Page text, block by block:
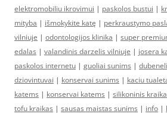
elektromobiliu ikrovimui | paskolos bustui |
mityba | išmokykite katę | perkraustymo
vilniuje | odontologijos klinika | super
edalas | valandinis darzelis vilniuje | josera
paskolos internetu | guoliai sunims |
dziovintuvai | konservai sunims | kaciu
katems | konservai katems | silikoninis
tofu kraikas | sausas maistas sunims | info |